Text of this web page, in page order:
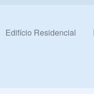
Edifício Residencial